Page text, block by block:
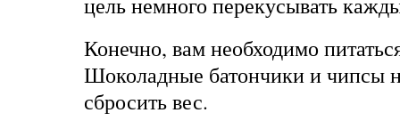
Конечно, вам необходимо
Шоколадные батончики и чипсы
сбросить вес.